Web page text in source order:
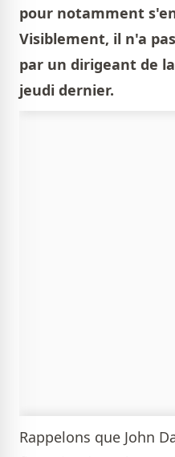
pour notamment
Visiblement, il n'a
par un dirigeant de
jeudi dernier.
Rappelons que John